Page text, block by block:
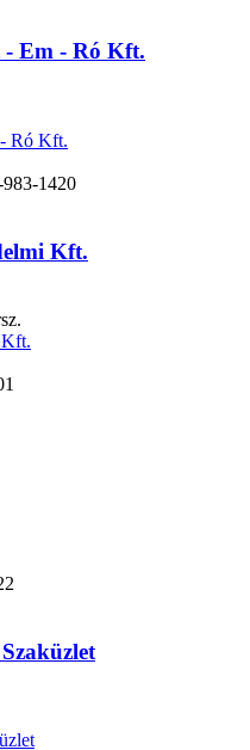
- Em - Ró Kft.
1420
Kft.